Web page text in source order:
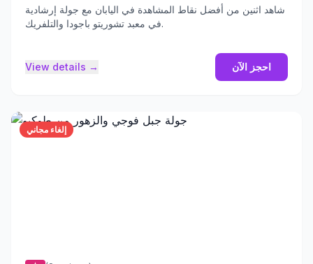
شاهد اثنين من أفضل نقاط المشاهدة في اليابان مع جولة إرشادية
في معبد تشوريتو باجودا والتلفريك.
View details → احجز الآن
إلغاء مجاني